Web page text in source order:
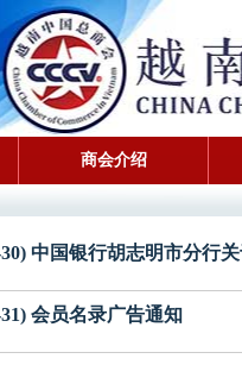
商会介绍
30) 中国银行胡志明市分行
31) 会员名录广告通知